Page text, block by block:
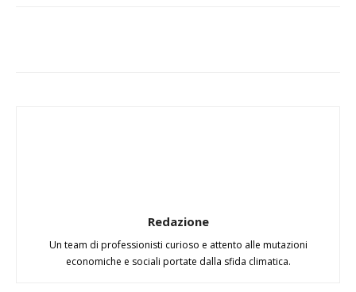
Redazione
Un team di professionisti curioso e attento alle mutazioni
economiche e sociali portate dalla sfida climatica.